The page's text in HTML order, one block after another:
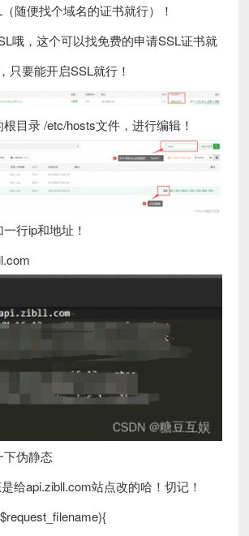
随便找个域名的证书就行）！
哦，这个可以找免费的申请SSL证书就
只要能开启SSL就行！
目录 /etc/hosts文件，进行编辑！
行ip和地址！
下伪静态
给api.zibll.com站点改的哈！切记！